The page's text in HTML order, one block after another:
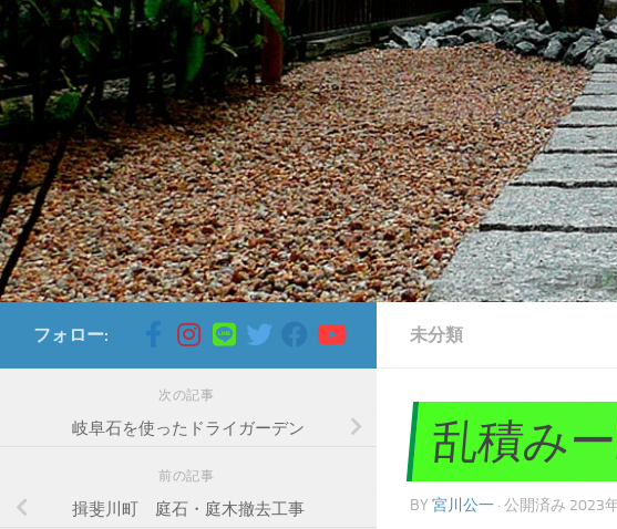
コンテンツへスキップ
未分類
乱積み
BY 宮川公一 · 公開済み 2023
フォロー:
次の記事
岐阜石を使ったドライガーデン
前の記事
揖斐川町 庭石・庭木撤去工事